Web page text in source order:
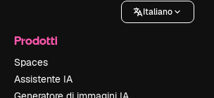
Italiano
Prodotti
Spaces
Assistente IA